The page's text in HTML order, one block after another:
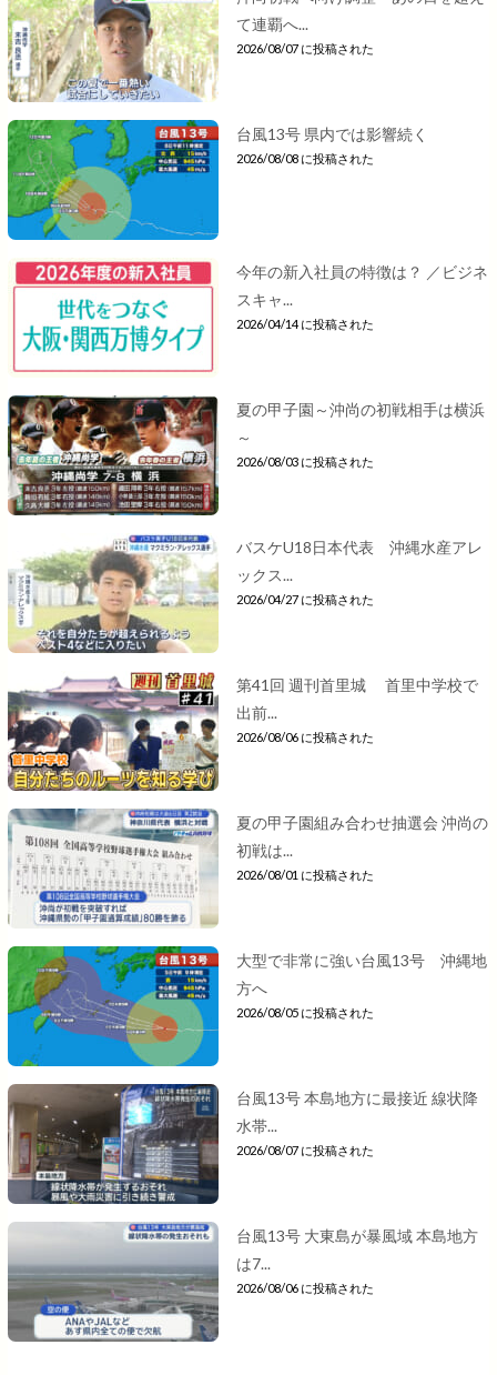
て連覇へ...
2026/08/07 に投稿された
台風13号 県内では影響続く
2026/08/08 に投稿された
今年の新入社員の特徴は？ ／ビジネ
スキャ...
2026/04/14 に投稿された
夏の甲子園～沖尚の初戦相手は横浜
～
2026/08/03 に投稿された
バスケU18日本代表 沖縄水産アレ
ックス...
2026/04/27 に投稿された
第41回 週刊首里城 首里中学校で
出前...
2026/08/06 に投稿された
夏の甲子園組み合わせ抽選会 沖尚の
初戦は...
2026/08/01 に投稿された
大型で非常に強い台風13号 沖縄地
方へ
2026/08/05 に投稿された
台風13号 本島地方に最接近 線状降
水帯...
2026/08/07 に投稿された
台風13号 大東島が暴風域 本島地方
は7...
2026/08/06 に投稿された